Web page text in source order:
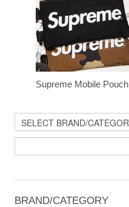
Supreme Mobile Pouch
BRAND/CATEGORY